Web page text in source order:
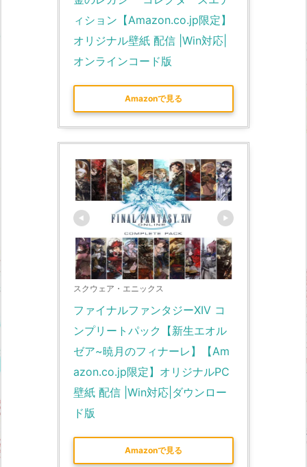
ィション【Amazon.co.jp限定】
オリジナル壁紙 配信 |Win対応|
オンラインコード版
Amazonで見る
スクウェア・エニックス
ファイナルファンタジーXIV コ
ンプリートパック【新生エオル
ゼア~暁月のフィナーレ】【Am
azon.co.jp限定】オリジナルPC
壁紙 配信 |Win対応|ダウンロー
ド版
Amazonで見る